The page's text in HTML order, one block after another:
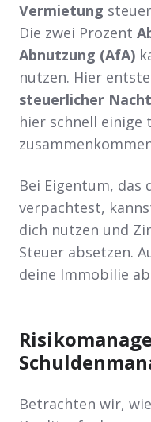
Vermietung
Die zwei Prozent
Abnutzung (AfA)
nutzen. Hier
steuerlicher
hier schnell einige
Bei Eigentum,
verpachtest,
dich nutzen und
Steuer absetzen.
deine Immobilie
Betrachten wir,